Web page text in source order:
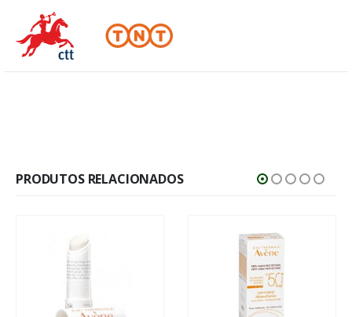
PRODUTOS RELACIONADOS